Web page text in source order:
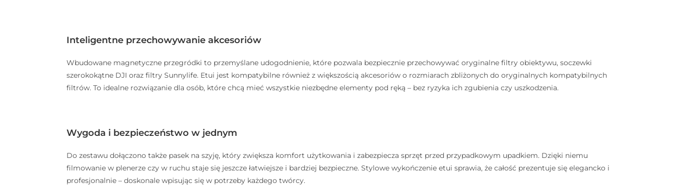
Inteligentne przechowywanie akcesoriów
Wbudowane magnetyczne przegródki to przemyślane udogodnienie, które pozwala bezpiecznie przechowywać oryginalne filtry obiektywu, soczewki
szerokokątne DJI oraz filtry Sunnylife. Etui jest kompatybilne również z większością akcesoriów o rozmiarach zbliżonych do oryginalnych kompatybilnych
filtrów. To idealne rozwiązanie dla osób, które chcą mieć wszystkie niezbędne elementy pod ręką – bez ryzyka ich zgubienia czy uszkodzenia.
Wygoda i bezpieczeństwo w jednym
Do zestawu dołączono także pasek na szyję, który zwiększa komfort użytkowania i zabezpiecza sprzęt przed przypadkowym upadkiem. Dzięki niemu
filmowanie w plenerze czy w ruchu staje się jeszcze łatwiejsze i bardziej bezpieczne. Stylowe wykończenie etui sprawia, że całość prezentuje się elegancko i
profesjonalnie – doskonale wpisując się w potrzeby każdego twórcy.